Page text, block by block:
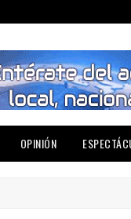
OPINIÓN